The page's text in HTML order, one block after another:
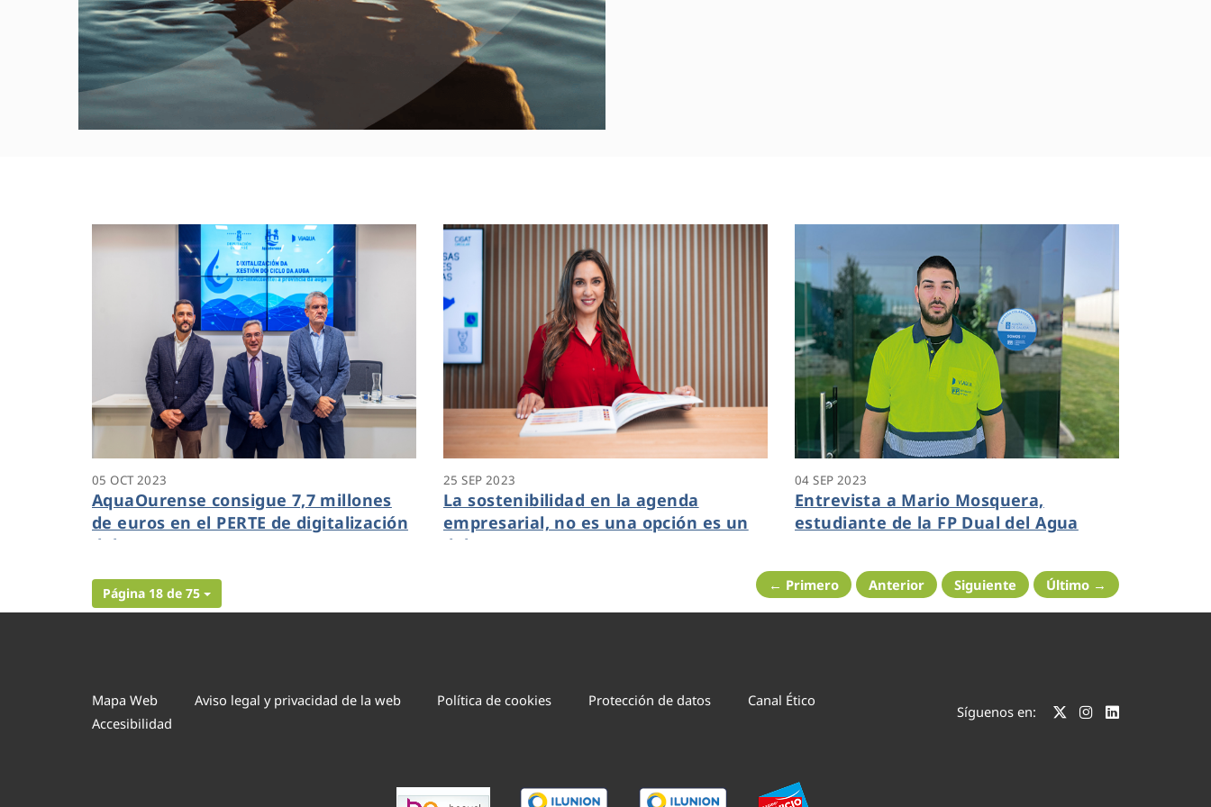
05 OCT 2023
AquaOurense consigue 7,7 millones
de euros en el PERTE de digitalización
del agua
25 SEP 2023
La sostenibilidad en la agenda
empresarial, no es una opción es un
deber
04 SEP 2023
Entrevista a Mario Mosquera,
estudiante de la FP Dual del Agua
Página 18 de 75 ← Primero Anterior Siguiente Último →
Mapa Web Aviso legal y privacidad de la web Política de cookies Protección de datos
Canal Ético
Accesibilidad
Síguenos en: